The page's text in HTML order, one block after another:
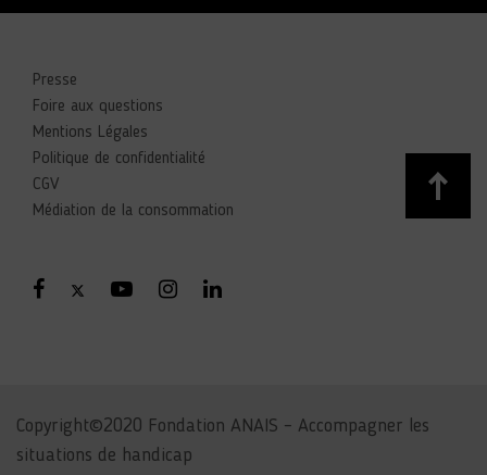
Presse
Foire aux questions
Mentions Légales
Politique de confidentialité
CGV
Médiation de la consommation
Copyright©2020 Fondation ANAIS – Accompagner les
situations de handicap